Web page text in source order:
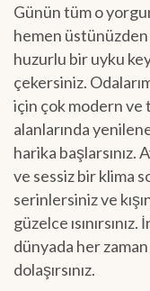
Günün tüm o
hemen üstünüzden
huzurlu bir uyku
çekersiniz.
için çok modern ve
alanlarında
harika başlarsınız.
ve sessiz bir klima
serinlersiniz ve
güzelce
dünyada her
dolaşırsınız.